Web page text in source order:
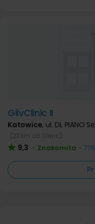
GlivClinic II
Katowice, ul. DL PIANO
(23 km od Gliwic)
9,3 • Znakomita •